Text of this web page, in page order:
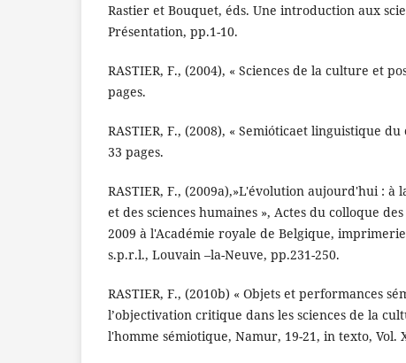
Rastier et Bouquet, éds. Une introduction aux
Présentation, pp.1-10.
RASTIER, F., (2004), « Sciences de la culture et
pages.
RASTIER, F., (2008), « Semióticaet linguistique du
33 pages.
RASTIER, F., (2009a),»L'évolution aujourd'hui : à
et des sciences humaines », Actes du colloque
2009 à l'Académie royale de Belgique,
s.p.r.l., Louvain –la-Neuve, pp.231-250.
RASTIER, F., (2010b) « Objets et performances
l’objectivation critique dans les sciences de la
l'homme sémiotique, Namur, 19-21, in texto, Vol.